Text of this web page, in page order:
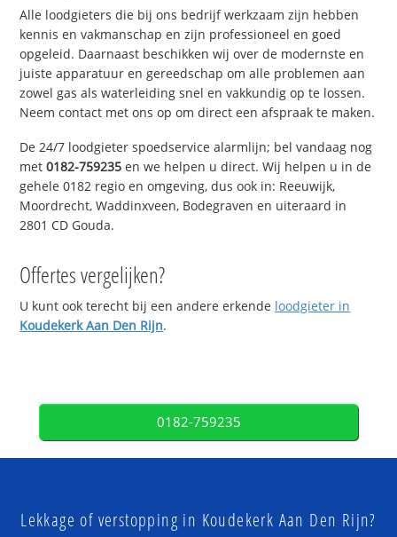
Alle loodgieters die bij ons bedrijf werkzaam zijn hebben
kennis en vakmanschap en zijn professioneel en goed
opgeleid. Daarnaast beschikken wij over de modernste en
juiste apparatuur en gereedschap om alle problemen aan
zowel gas als waterleiding snel en vakkundig op te lossen.
Neem contact met ons op om direct een afspraak te maken.
De 24/7 loodgieter spoedservice alarmlijn; bel vandaag nog
met0182-759235 en we helpen u direct. Wij helpen u in de
gehele 0182 regio en omgeving, dus ook in: Reeuwijk,
Moordrecht, Waddinxveen, Bodegraven en uiteraard in
2801 CD Gouda.
Offertes vergelijken?
U kunt ook terecht bij een andere erkende loodgieter in
Koudekerk Aan Den Rijn.
0182-759235
Lekkage of verstopping in Koudekerk Aan Den Rijn?